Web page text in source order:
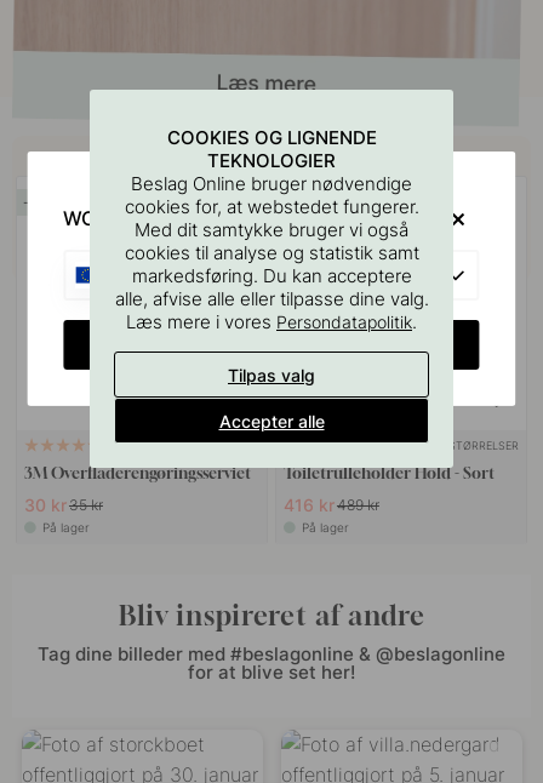
Køb sammen med
114
3M Overfladerengøringsserviet
30 kr35 kr
På lager
15
3 + STØRRELSER
Toiletrulleholder Hold - Sort
416 kr489 kr
På lager
Bliv inspireret af andre
Tag dine billeder med #beslagonline & @beslagonline
for at blive set her!
COOKIES OG LIGNENDE
TEKNOLOGIER
Beslag Online bruger nødvendige
cookies for, at webstedet fungerer.
Med dit samtykke bruger vi også
cookies til analyse og statistik samt
markedsføring. Du kan acceptere
alle, afvise alle eller tilpasse dine valg.
Læs mere i vores Persondatapolitik.
Tilpas valg
Accepter alle
WOULD YOU RATHER VISIT?
EU